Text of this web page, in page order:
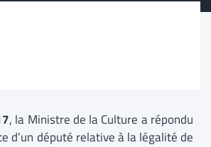
, la Ministre de la Culture a répondu
d’un député relative à la légalité de